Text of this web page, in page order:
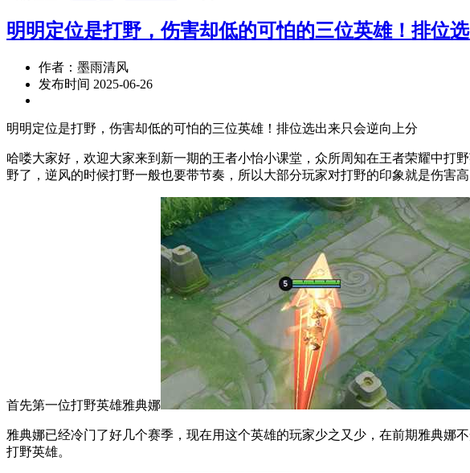
明明定位是打野，伤害却低的可怕的三位英雄！排位
作者：墨雨清风
发布时间 2025-06-26
明明定位是打野，伤害却低的可怕的三位英雄！排位选出来只会逆向上分
哈喽大家好，欢迎大家来到新一期的王者小怡小课堂，众所周知在王者荣耀中打
野了，逆风的时候打野一般也要带节奏，所以大部分玩家对打野的印象就是伤害
首先第一位打野英雄雅典娜
雅典娜已经冷门了好几个赛季，现在用这个英雄的玩家少之又少，在前期雅典娜
打野英雄。